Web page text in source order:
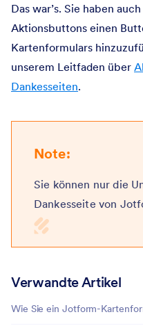
Das war’s. Sie haben
Aktionsbuttons einen
Kartenformulars
unserem Leitfaden über
Dankesseiten.
Note:
Sie können nur die
Dankesseite von
Verwandte Artikel
Wie Sie ein Jotform-